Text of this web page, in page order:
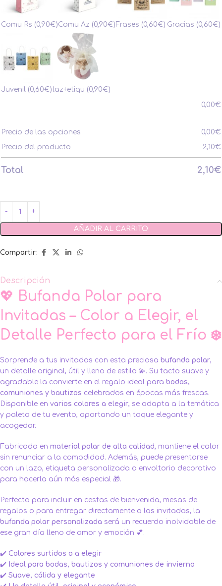
Comu Rs (0,90€)Comu Az (0,90€) Frases (0,60€) Gracias (0,60€)
Juvenil (0,60€) laz+etiqu (0,90€)
0,00€
Precio de las opciones 0,00€
Precio del producto
2,10€
Total 2,10€
AÑADIR AL CARRITO
Compartir:
Descripción
💖 Bufanda Polar para
Invitadas – Color a Elegir, el
Detalle Perfecto para el Frío ❄️
Sorprende a tus invitadas con esta preciosa bufanda polar,
un detalle original, útil y lleno de estilo 💫. Su tacto suave y
agradable la convierte en el regalo ideal para bodas,
comuniones y bautizos celebrados en épocas más frescas.
Disponible en varios colores a elegir, se adapta a la temática
y paleta de tu evento, aportando un toque elegante y
acogedor.
Fabricada en material polar de alta calidad, mantiene el calor
sin renunciar a la comodidad. Además, puede presentarse
con un lazo, etiqueta personalizada o envoltorio decorativo
para hacerla aún más especial 🎁.
Perfecta para incluir en cestas de bienvenida, mesas de
regalos o para entregar directamente a las invitadas, la
bufanda polar personalizada será un recuerdo inolvidable de
ese gran día lleno de amor y emoción 💕.
✔️ Colores surtidos o a elegir
✔️ Ideal para bodas, bautizos y comuniones de invierno
✔️ Suave, cálida y elegante